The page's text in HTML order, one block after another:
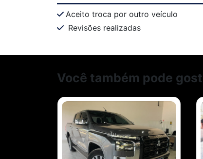
Aceito troca por outro veículo
Revisões realizadas
Você também pode